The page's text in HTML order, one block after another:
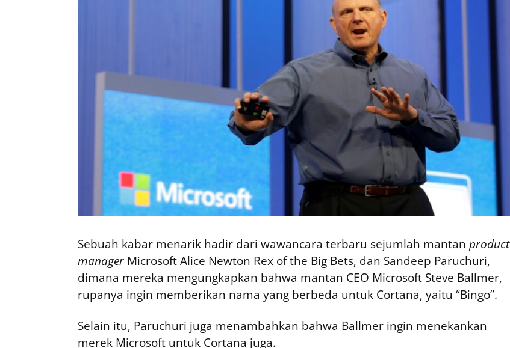
Sebuah kabar menarik hadir dari wawancara terbaru sejumlah mantan product
manager Microsoft Alice Newton Rex of the Big Bets, dan Sandeep Paruchuri,
dimana mereka mengungkapkan bahwa mantan CEO Microsoft Steve Ballmer,
rupanya ingin memberikan nama yang berbeda untuk Cortana, yaitu “Bingo”.
Selain itu, Paruchuri juga menambahkan bahwa Ballmer ingin menekankan
merek Microsoft untuk Cortana juga.